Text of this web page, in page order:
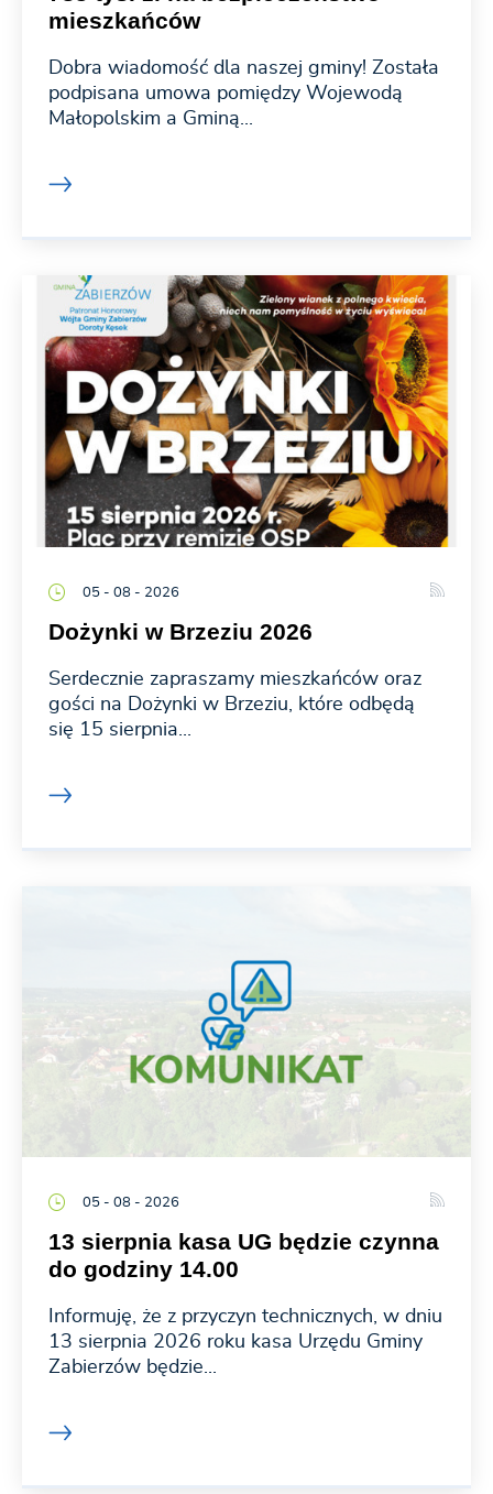
mieszkańców
Dobra wiadomość dla naszej gminy! Została
podpisana umowa pomiędzy Wojewodą
Małopolskim a Gminą...
05 - 08 - 2026
Dożynki w Brzeziu 2026
Serdecznie zapraszamy mieszkańców oraz
gości na Dożynki w Brzeziu, które odbędą
się 15 sierpnia...
05 - 08 - 2026
13 sierpnia kasa UG będzie czynna
do godziny 14.00
Informuję, że z przyczyn technicznych, w dniu
13 sierpnia 2026 roku kasa Urzędu Gminy
Zabierzów będzie...